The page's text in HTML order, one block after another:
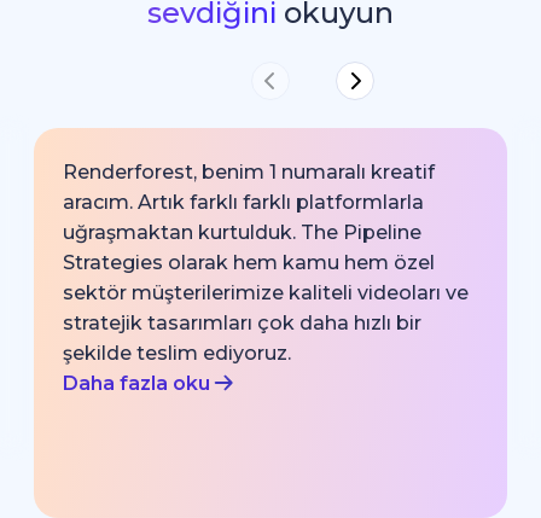
sevdiğini okuyun
Renderforest, benim 1 numaralı kreatif
aracım. Artık farklı farklı platformlarla
uğraşmaktan kurtulduk. The Pipeline
Strategies olarak hem kamu hem özel
sektör müşterilerimize kaliteli videoları ve
stratejik tasarımları çok daha hızlı bir
şekilde teslim ediyoruz.
Daha fazla oku